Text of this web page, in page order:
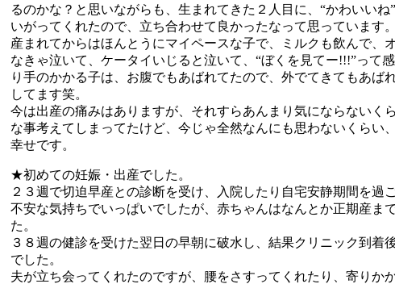
るのかな？と思いながらも、生まれてきた２人目に、“かわいいね
いがってくれたので、立ち合わせて良かったなって思っています。
産まれてからはほんとうにマイペースな子で、ミルクも飲んで、
なきゃ泣いて、ケータイいじると泣いて、“ぼくを見てー!!!”って
り手のかかる子は、お腹でもあばれてたので、外でてきてもあば
してます笑。
今は出産の痛みはありますが、それすらあんまり気にならないく
な事考えてしまってたけど、今じゃ全然なんにも思わないくらい
幸せです。
★初めての妊娠・出産でした。
２３週で切迫早産との診断を受け、入院したり自宅安静期間を過
不安な気持ちでいっぱいでしたが、赤ちゃんはなんとか正期産ま
た。
３８週の健診を受けた翌日の早朝に破水し、結果クリニック到着
でした。
夫が立ち会ってくれたのですが、腰をさすってくれたり、寄りか